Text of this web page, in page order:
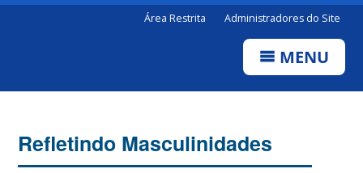
Área Restrita Administradores do Site
MENU
Refletindo Masculinidades